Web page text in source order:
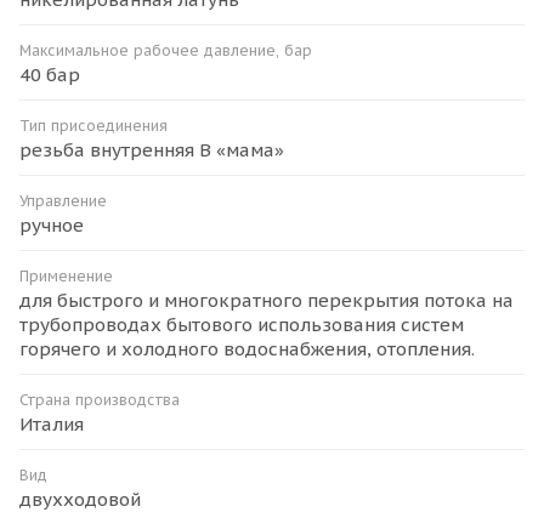
Максимальное рабочее давление, бар
40 бар
Тип присоединения
резьба внутренняя B «мама»
Управление
ручное
Применение
для быстрого и многократного перекрытия потока на
трубопроводах бытового использования систем
горячего и холодного водоснабжения, отопления.
Страна производства
Италия
Вид
двухходовой